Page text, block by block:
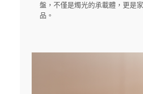
盤，不僅是燭光的承載體，更是
品。